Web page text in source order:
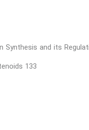
and its
133